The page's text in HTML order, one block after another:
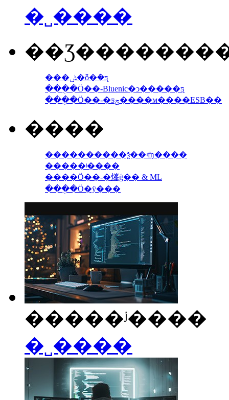
�˽����
���ݰ�ȫ�ܿ�ƽ̨
���ֻ�Ӧ��-Bluenic�ͻ�����ƽ̨
���ֻ�Ӧ��-�ƽݼ����м����ESB��
����
����������ѯ��ʵʩ����
�����ʲ����
����Ӧ��-�㷨ģ�� & ML
���ֻ�Ӧ�ÿ���
�����ʲ����
�˽����